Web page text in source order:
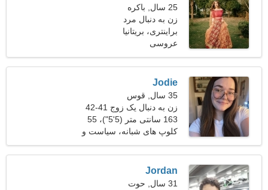
25 سال, باکره
زن به دنبال مرد
براینتری، بریتانیا
عروسی
Jodie
35 سال, قوس
زن به دنبال یک زوج 41-42
163 سانتی متر (5'5")، 55
کیلوگرم (121 پوند)
کلوپ های شبانه، سیاست و
حقوق
Jordan
31 سال, حوت